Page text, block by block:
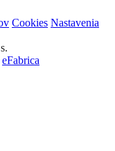
Cookies Nastavenia
eFabrica